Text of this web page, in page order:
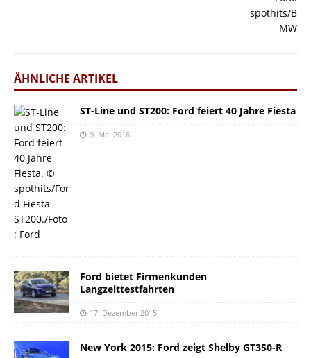
ÄHNLICHE ARTIKEL
ST-Line und ST200: Ford feiert 40 Jahre Fiesta
9. Mai 2016
Ford bietet Firmenkunden
Langzeittestfahrten
17. Dezember 2015
New York 2015: Ford zeigt Shelby GT350-R